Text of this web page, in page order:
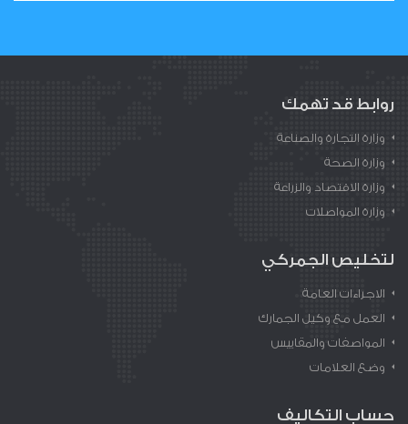
روابط قد تهمك
وزارة التجارة والصناعة
وزارة الصحة
وزارة الاقتصاد والزراعة
وزارة المواصلات
لتخليص الجمركي
الاجراءات العامة
العمل مع وكيل الجمارك
المواصفات والمقاييس
وضع العلامات
حساب التكاليف